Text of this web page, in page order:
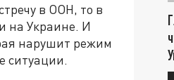
в ООН, то в
на Украине. И
нарушит режим
ситуации.